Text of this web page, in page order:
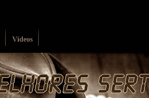
Vídeos